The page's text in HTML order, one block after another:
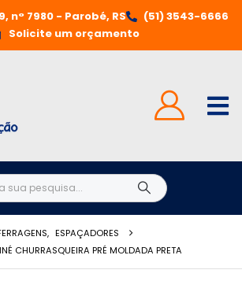
n° 7980 - Parobé, RS
(51) 3543-6666
Solicite um orçamento
, ESPAÇADORES
CHURRASQUEIRA PRÉ MOLDADA PRETA